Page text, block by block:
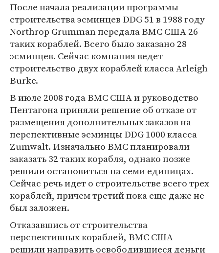
После начала реализации программы
строительства эсминцев DDG 51 в 1988 году
Northrop Grumman передала ВМС США 26
таких кораблей. Всего было заказано 28
эсминцев. Сейчас компания ведет
строительство двух кораблей класса Arleigh
Burke.
В июле 2008 года ВМС США и руководство
Пентагона приняли решение об отказе от
размещения дополнительных заказов на
перспективные эсминцы DDG 1000 класса
Zumwalt. Изначально ВМС планировали
заказать 32 таких корабля, однако позже
решили остановиться на семи единицах.
Сейчас речь идет о строительстве всего трех
кораблей, причем третий пока еще даже не
был заложен.
Отказавшись от строительства
перспективных кораблей, ВМС США
решили направить освободившиеся деньги